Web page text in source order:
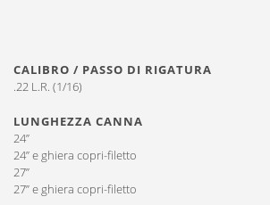
CALIBRO / PASSO DI RIGATURA
.22 L.R. (1/16)
LUNGHEZZA CANNA
24”
24” e ghiera copri-filetto
27’’
27’’ e ghiera copri-filetto